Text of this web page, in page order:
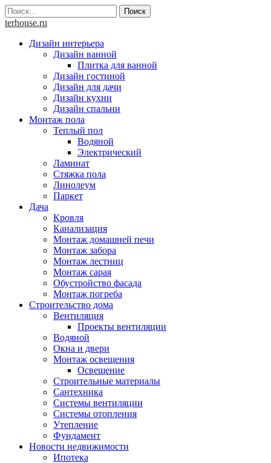
Skip
to
Найти:
terhouse.ru
Дизайн интерьера
Дизайн ванной
Плитка для ванной
Дизайн гостиной
Дизайн для дачи
Дизайн кухни
Дизайн спальни
Монтаж пола
Теплый пол
Водяной
Электрический
Ламинат
Стяжка пола
Линолеум
Паркет
Дача
Кровля
Канализация
Монтаж домашней печи
Монтаж забора
Монтаж лестниц
Монтаж сарая
Обустройство фасада
Монтаж погреба
Строительство дома
Вентиляция
Проекты вентиляции
Водяной
Окна и двери
Монтаж освещения
Освещение
Строительные материалы
Сантехника
Системы вентиляции
Системы отопления
Утепление
Фундамент
Новости недвижимости
Ипотека